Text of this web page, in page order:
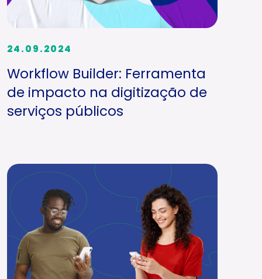
24.09.2024
Workflow Builder: Ferramenta
de impacto na digitização de
serviços públicos